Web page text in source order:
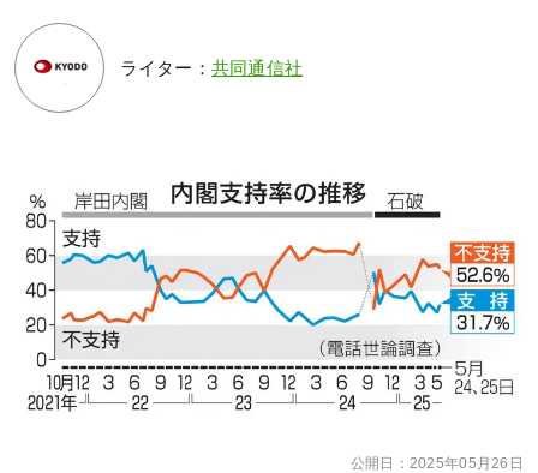
ライター： 共同通信社
公開日： 2025年05月26日